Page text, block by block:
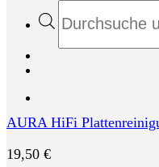
search
AURA HiFi
19,50 €